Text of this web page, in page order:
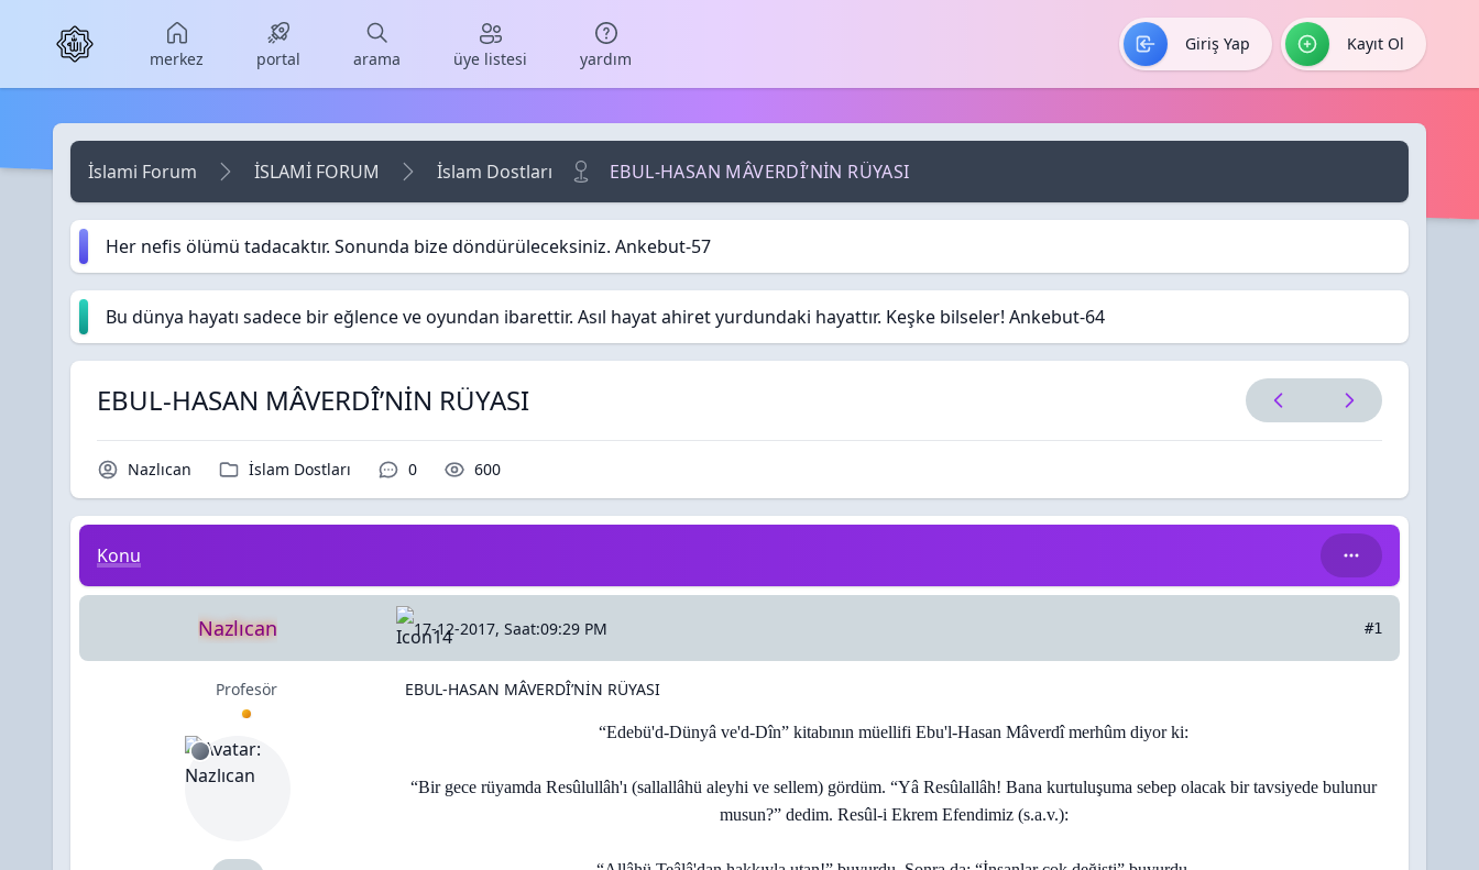
Skip to main content
merkez portal arama üye listesi yardım
Giriş Yap Kayıt Ol
İslami Forum İSLAMİ FORUM İslam Dostları EBUL-HASAN MÂVERDÎ’NİN RÜYASI
Her nefis ölümü tadacaktır. Sonunda bize döndürüleceksiniz. Ankebut-57
Bu dünya hayatı sadece bir eğlence ve oyundan ibarettir. Asıl hayat ahiret yurdundaki hayattır. Keşke bilseler! Ankebut-64
EBUL-HASAN MÂVERDÎ’NİN RÜYASI
Konu Sahibi / Yazar
Nazlıcan Kategori / Forum
İslam Dostları Yorumlar / Cevaplar
0 Okunma / Görüntüleme
600
EBUL-HASAN MÂVERDÎ’NİN RÜYASI
Konu
Nazlıcan 17-12-2017, Saat:09:29 PM #1
Profesör EBUL-HASAN MÂVERDÎ’NİN RÜYASI
“Edebü'd-Dünyâ ve'd-Dîn” kitabının müellifi Ebu'l-Hasan Mâverdî merhûm diyor ki:
“Bir gece rüyamda Resûlullâh'ı (sallallâhü aleyhi ve sellem) gördüm. “Yâ Resûlallâh! Bana kurtuluşuma sebep olacak bir tavsiyede bulunur
musun?” dedim. Resûl-i Ekrem Efendimiz (s.a.v.):